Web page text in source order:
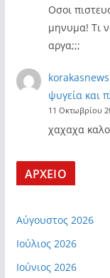
Οσοι
μηνυμα! Τι
αργα;;;
korakasnews
ψυγεία και
11 Οκτωβρίου
χαχαχα καλο
ΑΡΧΕΙΟ
Αύγουστος 2026
Ιούλιος 2026
Ιούνιος 2026